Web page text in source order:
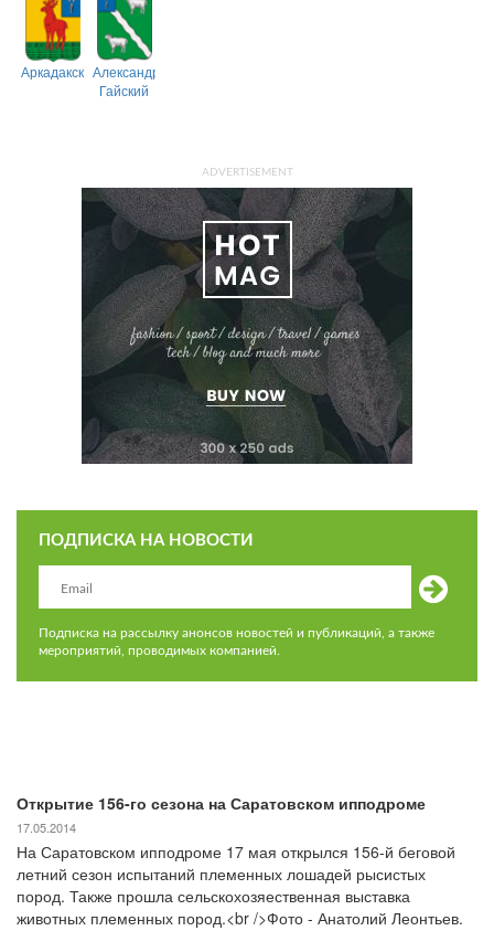
АркадакскийАлександрово-
Гайский
ADVERTISEMENT
ПОДПИСКА НА НОВОСТИ
Подписка на рассылку анонсов новостей и публикаций, а также
мероприятий, проводимых компанией.
Открытие 156-го сезона на Саратовском ипподроме
17.05.2014
На Саратовском ипподроме 17 мая открылся 156-й беговой
летний сезон испытаний племенных лошадей рысистых
пород. Также прошла сельскохозяественная выставка
животных племенных пород.<br />Фото - Анатолий Леонтьев.